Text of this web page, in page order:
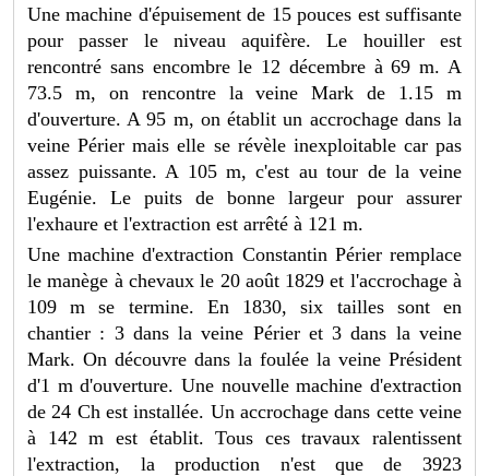
Une machine d'épuisement de 15 pouces est suffisante
pour passer le niveau aquifère. Le houiller est
rencontré sans encombre le 12 décembre à 69 m. A
73.5 m, on rencontre la veine Mark de 1.15 m
d'ouverture. A 95 m, on établit un accrochage dans la
veine Périer mais elle se révèle inexploitable car pas
assez puissante. A 105 m, c'est au tour de la veine
Eugénie. Le puits de bonne largeur pour assurer
l'exhaure et l'extraction est arrêté à 121 m.
Une machine d'extraction Constantin Périer remplace
le manège à chevaux le 20 août 1829 et l'accrochage à
109 m se termine. En 1830, six tailles sont en
chantier : 3 dans la veine Périer et 3 dans la veine
Mark. On découvre dans la foulée la veine Président
d'1 m d'ouverture. Une nouvelle machine d'extraction
de 24 Ch est installée. Un accrochage dans cette veine
à 142 m est établit. Tous ces travaux ralentissent
l'extraction, la production n'est que de 3923